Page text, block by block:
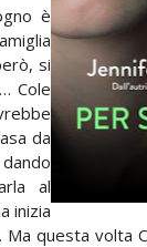
è
si
Cole
da
al
inizia
questa volta